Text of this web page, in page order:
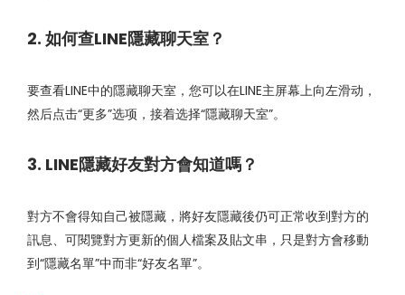
2. 如何查LINE隱藏聊天室？
要查看LINE中的隱藏聊天室，您可以在LINE主屏幕上向左滑动，
然后点击“更多”选项，接着选择“隱藏聊天室”。
3. LINE隱藏好友對方會知道嗎？
對方不會得知自己被隱藏，將好友隱藏後仍可正常收到對方的
訊息、可閱覽對方更新的個人檔案及貼文串，只是對方會移動
到“隱藏名單”中而非“好友名單”。